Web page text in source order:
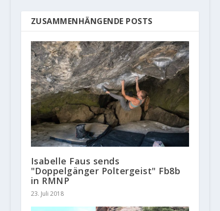
ZUSAMMENHÄNGENDE POSTS
Isabelle Faus sends
"Doppelgänger Poltergeist" Fb8b
in RMNP
23. Juli 2018